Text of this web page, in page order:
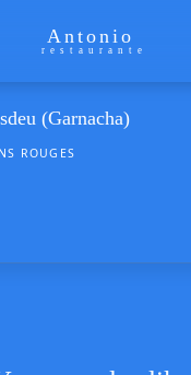
Antonio
restaurante
(Garnacha)
ROUGES